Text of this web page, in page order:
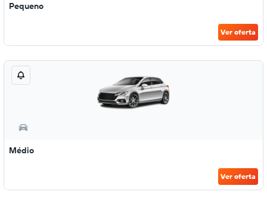
Pequeno
Ver oferta
Médio
Ver oferta